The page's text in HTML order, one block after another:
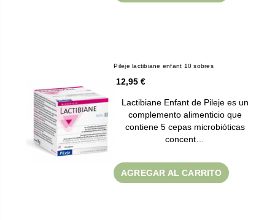
Pileje lactibiane enfant 10 sobres
12,95 €
Lactibiane Enfant de Pileje es un
complemento alimenticio que
contiene 5 cepas microbióticas
concent…
AGREGAR AL CARRITO